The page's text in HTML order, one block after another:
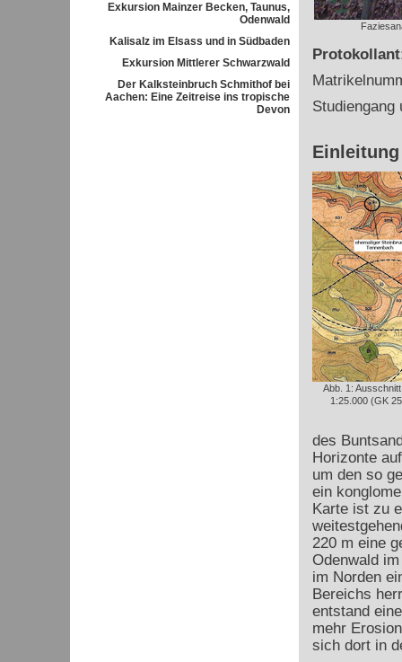
Exkursion Mainzer Becken, Taunus,
Odenwald
Kalisalz im Elsass und in Südbaden
Exkursion Mittlerer Schwarzwald
Der Kalksteinbruch Schmithof bei
Aachen: Eine Zeitreise ins tropische
Devon
Einleitung
Abb. 1:
1:25.000 (GK
des
Horizonte
um den so
ein
Karte ist zu
220 m eine
Odenwald
im Norden
Bereichs
entstand
mehr
sich dort in